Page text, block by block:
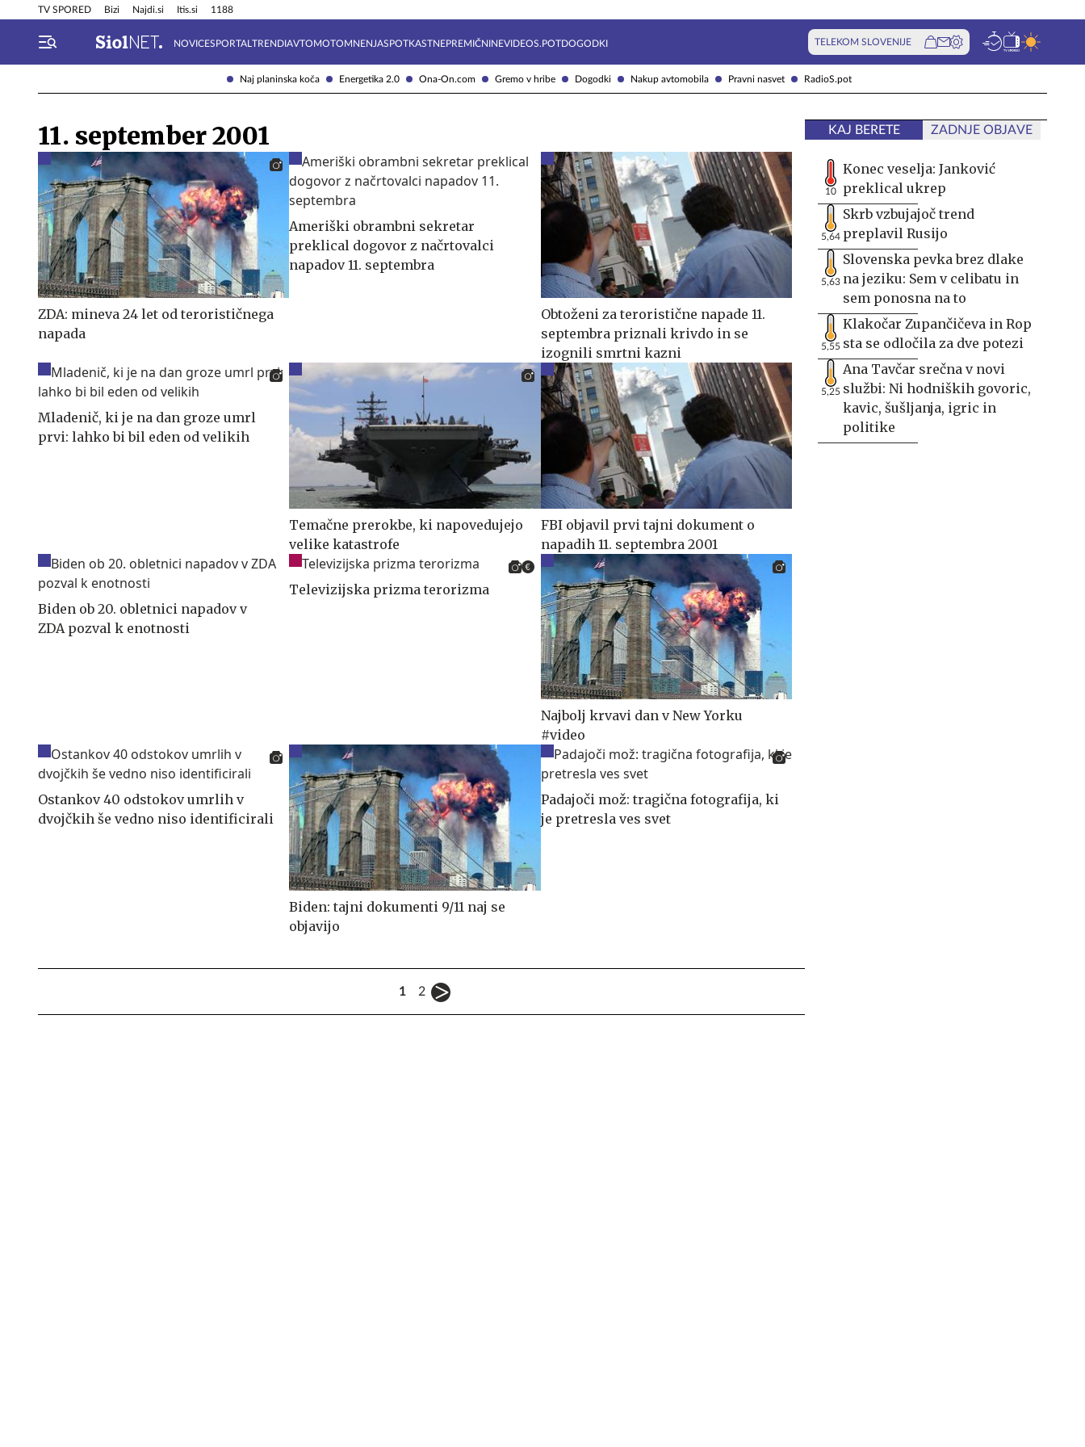
Naj planinska koča Energetika 2.0 Ona-On.com Gremo v hribe Dogodki Nakup avtomobila Pravni nasvet RadioS.pot
TV SPORED Bizi Najdi.si Itis.si 1188
NOVICESPORTAL TRENDIAVTOMOTOMNENJASPOTKASTNEPREMIČNINEVIDEOS.POTDOGODKI TELEKOM SLOVENIJE
Info in obvestila Tehnik
11. september 2001
ZDA: mineva 24 let od terorističnega
napada
Ameriški obrambni sekretar
preklical dogovor z načrtovalci
napadov 11. septembra
Obtoženi za teroristične napade 11.
septembra priznali krivdo in se
izognili smrtni kazni
Mladenič, ki je na dan groze umrl
prvi: lahko bi bil eden od velikih
Temačne prerokbe, ki napovedujejo
velike katastrofe
FBI objavil prvi tajni dokument o
napadih 11. septembra 2001
Biden ob 20. obletnici napadov v
ZDA pozval k enotnosti
Televizijska prizma terorizma
Najbolj krvavi dan v New Yorku
#video
Ostankov 40 odstokov umrlih v
dvojčkih še vedno niso identificirali
Biden: tajni dokumenti 9/11 naj se
objavijo
Padajoči mož: tragična fotografija, ki
je pretresla ves svet
1 2
KAJ BERETE ZADNJE OBJAVE
10
Konec veselja: Janković
preklical ukrep
5,64
Skrb vzbujajoč trend
preplavil Rusijo
5,63
Slovenska pevka brez dlake
na jeziku: Sem v celibatu in
sem ponosna na to
5,55
Klakočar Zupančičeva in Rop
sta se odločila za dve potezi
5,25
Ana Tavčar srečna v novi
službi: Ni hodniških govoric,
kavic, šušljanja, igric in
politike